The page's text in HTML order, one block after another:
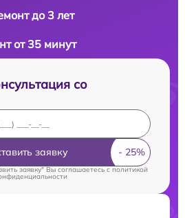
до 3 лет
от 35 минут
со
заявку
заявку" Вы соглашаетесь cполитикой